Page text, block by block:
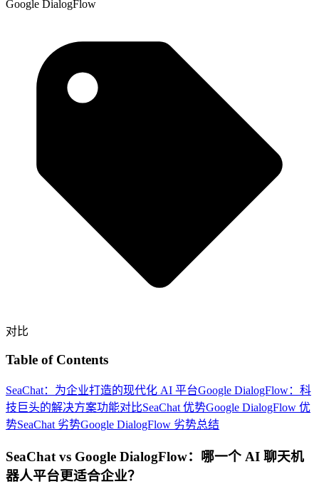
Google DialogFlow
对比
Table of Contents
SeaChat：为企业打造的现代化 AI 平台Google DialogFlow：科
技巨头的解决方案功能对比SeaChat 优势Google DialogFlow 优
势SeaChat 劣势Google DialogFlow 劣势总结
SeaChat vs Google DialogFlow：哪一个 AI 聊天机
器人平台更适合企业？